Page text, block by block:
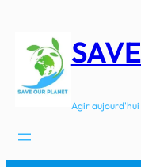
contenu
Agir